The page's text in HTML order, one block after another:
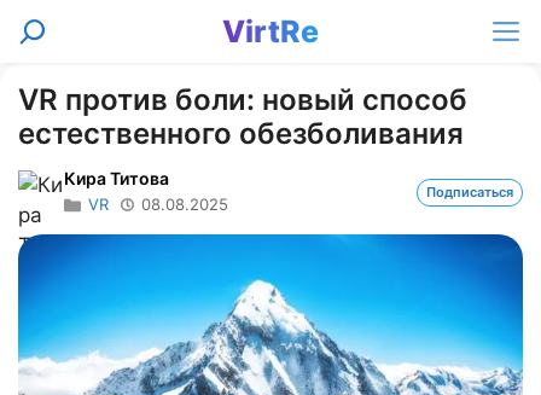
Перейти
VirtRe
Поиск
VR против боли: новый способ
естественного обезболивания
Кира Титова
VR 08.08.2025
Подписаться